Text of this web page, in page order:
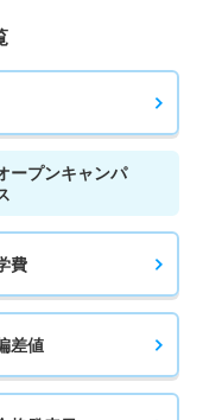
ープンキャンパ
費
差値